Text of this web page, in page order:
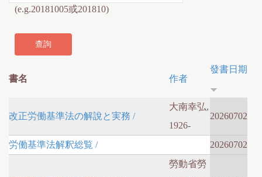
(e.g.20181005或201810)
書名 作者
發書日期
改正労働基準法の解說と実務 /
大南幸弘,
1926-
20260702
労働基準法解釈総覧 / 20260702
勞動省勞